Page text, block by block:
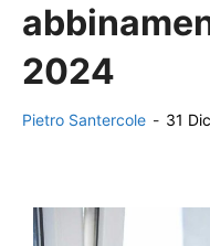
2024
Pietro Santercole - 31